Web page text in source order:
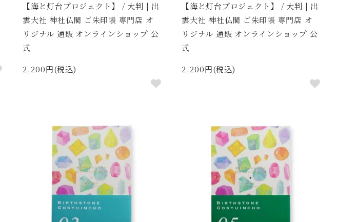
【海と灯台プロジェクト】 / 大判 | 出
雲大社 神社仏閣 ご朱印帳 専門店 オ
リジナル 通販 オンラインショップ 公
式
2,200円(税込)
【海と灯台プロジェクト】 / 大判 | 出
雲大社 神社仏閣 ご朱印帳 専門店 オ
リジナル 通販 オンラインショップ 公
式
2,200円(税込)